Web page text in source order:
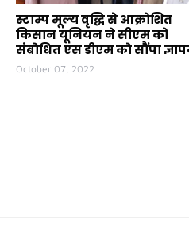
स्टाम्प मूल्य वृद्धि से आक्रोशित
किसान यूनियन ने सीएम को
संबोधित एस डीएम को सौंपा
October 07, 2022